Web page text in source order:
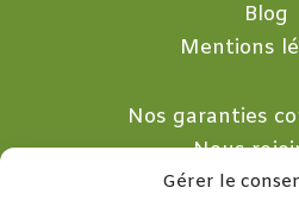
Gérer le
Blog
Mentions
Nos garanties
Nous
Nous